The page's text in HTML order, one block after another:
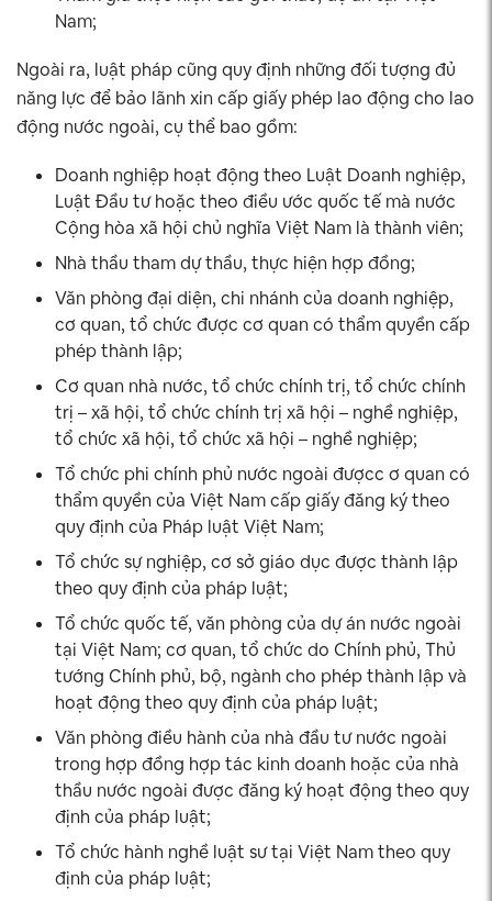
Nam;
Ngoài ra, luật pháp cũng quy định những đối tượng đủ
năng lực để bảo lãnh xin cấp giấy phép lao động cho lao
động nước ngoài, cụ thể bao gồm:
Doanh nghiệp hoạt động theo Luật Doanh nghiệp,
Luật Đầu tư hoặc theo điều ước quốc tế mà nước
Cộng hòa xã hội chủ nghĩa Việt Nam là thành viên;
Nhà thầu tham dự thầu, thực hiện hợp đồng;
Văn phòng đại diện, chi nhánh của doanh nghiệp,
cơ quan, tổ chức được cơ quan có thẩm quyền cấp
phép thành lập;
Cơ quan nhà nước, tổ chức chính trị, tổ chức chính
trị – xã hội, tổ chức chính trị xã hội – nghề nghiệp,
tổ chức xã hội, tổ chức xã hội – nghề nghiệp;
Tổ chức phi chính phủ nước ngoài đượcc ơ quan có
thẩm quyền của Việt Nam cấp giấy đăng ký theo
quy định của Pháp luật Việt Nam;
Tổ chức sự nghiệp, cơ sở giáo dục được thành lập
theo quy định của pháp luật;
Tổ chức quốc tế, văn phòng của dự án nước ngoài
tại Việt Nam; cơ quan, tổ chức do Chính phủ, Thủ
tướng Chính phủ, bộ, ngành cho phép thành lập và
hoạt động theo quy định của pháp luật;
Văn phòng điều hành của nhà đầu tư nước ngoài
trong hợp đồng hợp tác kinh doanh hoặc của nhà
thầu nước ngoài được đăng ký hoạt động theo quy
định của pháp luật;
Tổ chức hành nghề luật sư tại Việt Nam theo quy
định của pháp luật;